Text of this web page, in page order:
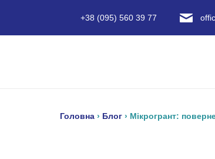
+38 (095) 560 39 77
Головна › Блог › Мікрогрант: